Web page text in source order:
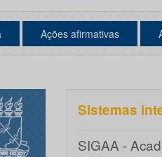
Ações afirmativas
Sistemas
SIGAA -